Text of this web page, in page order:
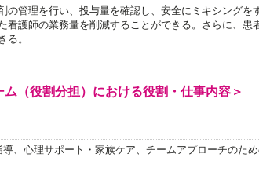
の管理を行い、投与量を確認し、安全にミキシングを
看護師の業務量を削減することができる。さらに、
る。
ム（役割分担）における役割・仕事内容＞
、心理サポート・家族ケア、チームアプローチのた